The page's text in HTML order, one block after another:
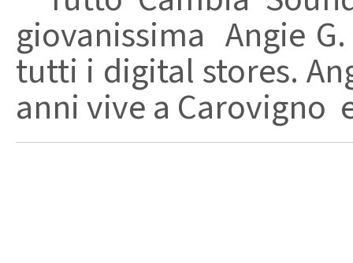
giovanissima Angie
tutti i digital stores.
anni vive a Carovigno